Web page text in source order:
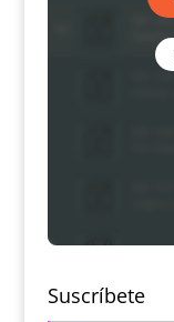
Suscríbete